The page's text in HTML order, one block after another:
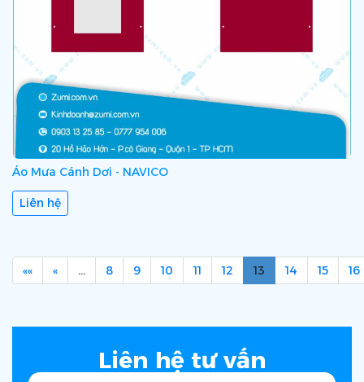
Áo Mưa Cánh Dơi - NAVICO
Liên hệ
«« « … 8 9 10 11 12 13 14 15 16
Liên hệ tư vấn